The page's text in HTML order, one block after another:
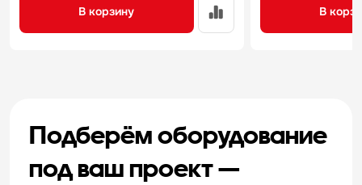
В корзину В
Подберём оборудование
под ваш проект —